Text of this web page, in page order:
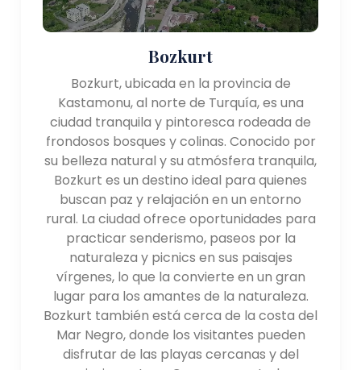
Bozkurt
Bozkurt, ubicada en la provincia de
Kastamonu, al norte de Turquía, es una
ciudad tranquila y pintoresca rodeada de
frondosos bosques y colinas. Conocido por
su belleza natural y su atmósfera tranquila,
Bozkurt es un destino ideal para quienes
buscan paz y relajación en un entorno
rural. La ciudad ofrece oportunidades para
practicar senderismo, paseos por la
naturaleza y picnics en sus paisajes
vírgenes, lo que la convierte en un gran
lugar para los amantes de la naturaleza.
Bozkurt también está cerca de la costa del
Mar Negro, donde los visitantes pueden
disfrutar de las playas cercanas y del